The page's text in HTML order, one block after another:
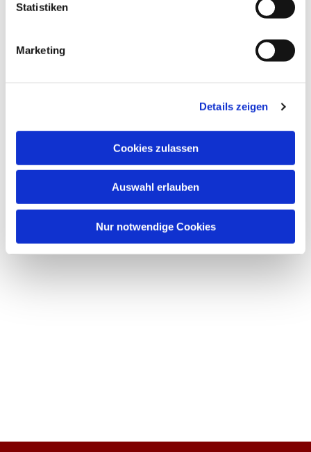
Statistiken
Marketing
Details zeigen
Cookies zulassen
Auswahl erlauben
Nur notwendige Cookies